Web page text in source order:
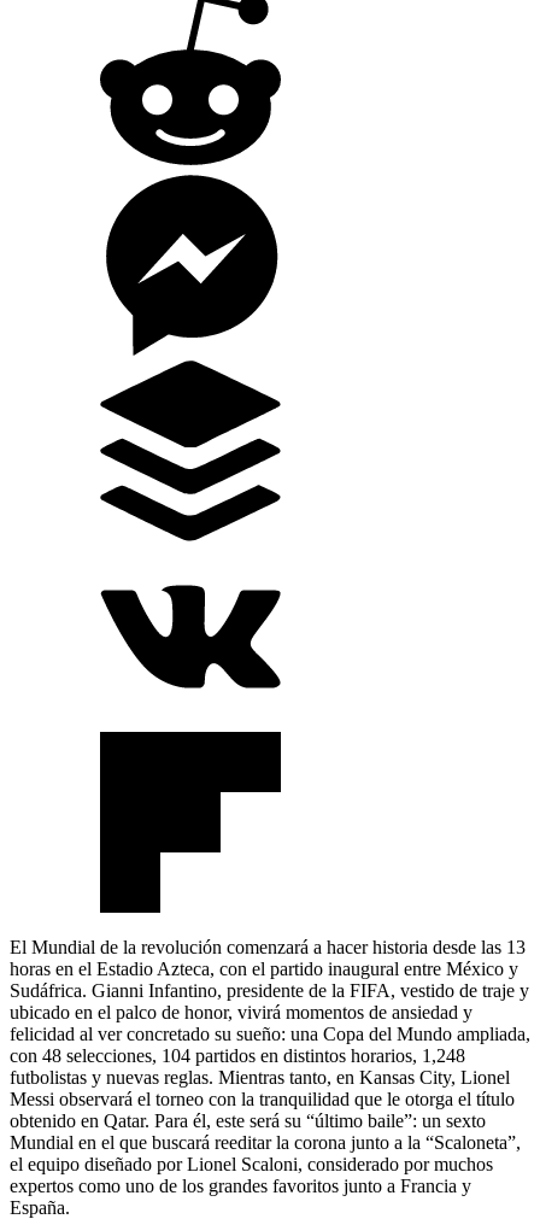
El Mundial de la revolución comenzará a hacer historia desde las 13
horas en el Estadio Azteca, con el partido inaugural entre México y
Sudáfrica. Gianni Infantino, presidente de la FIFA, vestido de traje y
ubicado en el palco de honor, vivirá momentos de ansiedad y
felicidad al ver concretado su sueño: una Copa del Mundo ampliada,
con 48 selecciones, 104 partidos en distintos horarios, 1,248
futbolistas y nuevas reglas. Mientras tanto, en Kansas City, Lionel
Messi observará el torneo con la tranquilidad que le otorga el título
obtenido en Qatar. Para él, este será su “último baile”: un sexto
Mundial en el que buscará reeditar la corona junto a la “Scaloneta”,
el equipo diseñado por Lionel Scaloni, considerado por muchos
expertos como uno de los grandes favoritos junto a Francia y
España.